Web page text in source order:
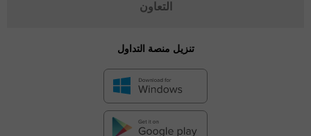
التعاون
تنزيل منصة التداول